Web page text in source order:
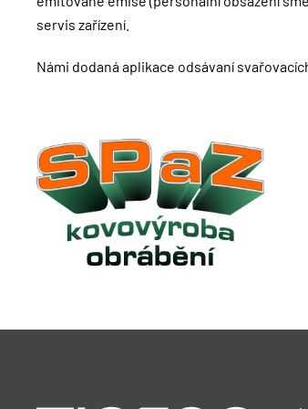
servis zařízení.
Námi dodaná aplikace odsávaní